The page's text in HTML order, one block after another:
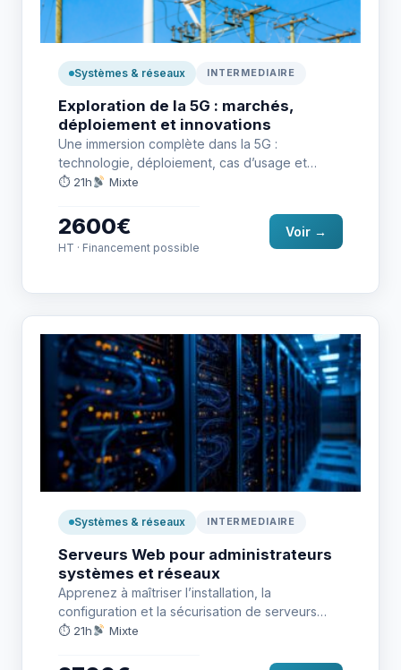
Systèmes & réseaux INTERMEDIAIRE
Exploration de la 5G : marchés,
déploiement et innovations
Une immersion complète dans la 5G :
technologie, déploiement, cas d’usage et
évolutions futures. Idéal pour tout
⏱ 21h Mixte
2600€
HT · Financement possible
Voir →
Systèmes & réseaux INTERMEDIAIRE
Serveurs Web pour administrateurs
systèmes et réseaux
Apprenez à maîtriser l’installation, la
configuration et la sécurisation de serveurs
web professionnels, de la gestion réseau aux…
⏱ 21h Mixte